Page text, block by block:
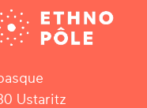
Ustaritz